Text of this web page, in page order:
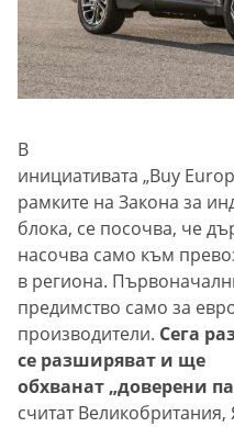
В
инициативата „Buy
рамките на Закона за
блока, се посочва, че
насочва само към
в региона.
предимство само за
производители. Сега
се разширяват и ще
обхванат „доверени
считат